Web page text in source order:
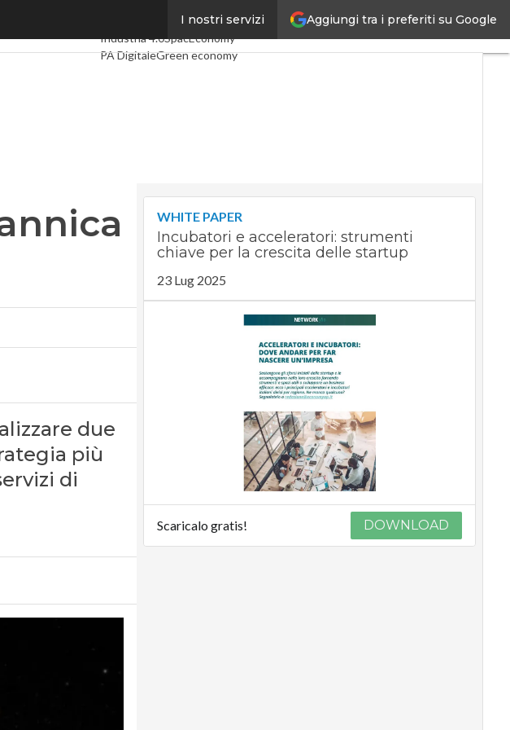
Aggiungi tra i preferiti su Google
I nostri servizi
Digital EconomyTelco
Industria 4.0SpacEconomy
PA DigitaleGreen economy
due
più
di
WHITE PAPER
Incubatori e acceleratori: strumenti
chiave per la crescita delle startup
23 Lug 2025
Scaricalo gratis! DOWNLOAD